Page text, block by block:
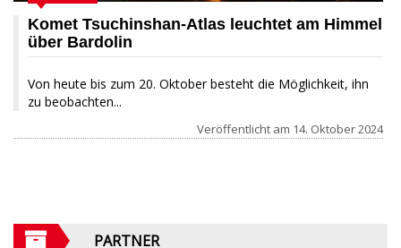
Komet Tsuchinshan-Atlas leuchtet am Himmel
über Bardolin
Von heute bis zum 20. Oktober besteht die Möglichkeit, ihn
zu beobachten...
Veröffentlicht am 14. Oktober 2024
PARTNER